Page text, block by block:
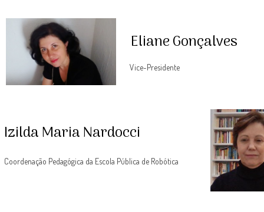
Izilda Maria Nardocci
Eliane Gonçalves
Coordenação Pedagógica da Escola Pública de Robótica
Vice-Presidente